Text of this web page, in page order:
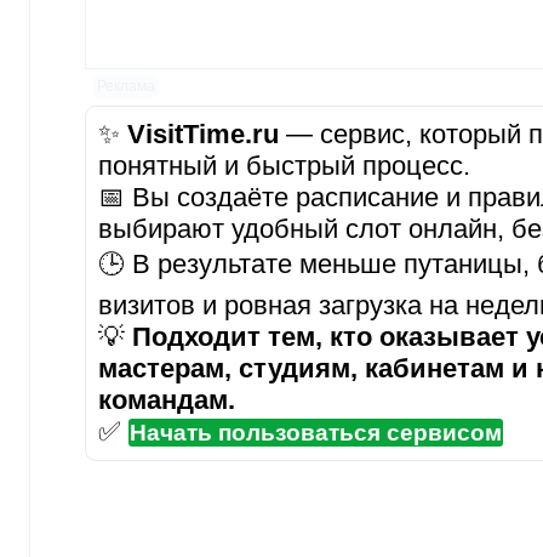
✨ VisitTime.ru — сервис, который
понятный и быстрый процесс.
📅 Вы создаёте расписание и
выбирают удобный слот онлайн,
🕒 В результате меньше
визитов и ровная загрузка на
💡 Подходит тем, кто оказывает
мастерам, студиям, кабинетам
командам.
✅ Начать пользоваться сервисом